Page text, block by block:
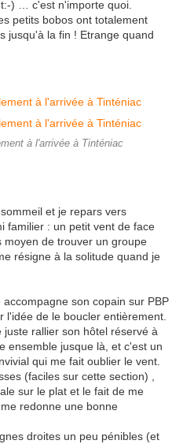
) … c'est n'importe quoi.
petits bobos ont totalement
jusqu'à la fin ! Etrange quand
à l'arrivée à Tinténiac
et je repars vers
familier : un petit vent de face
moyen de trouver un groupe
résigne à la solitude quand je
son copain sur PBP
l'idée de le boucler entièrement.
rallier son hôtel réservé à
ensemble jusque là, et c'est un
qui me fait oublier le vent.
(faciles sur cette section) ,
sur le plat et le fait de me
redonne une bonne
droites un peu pénibles (et